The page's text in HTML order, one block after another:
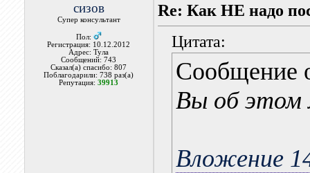
сизов
Супер консультант
Пол:
Регистрация: 10.12.2012
Адрес: Тула
Сообщений: 743
Сказал(а) спасибо: 807
Поблагодарили: 738 раз(а)
Репутация:39913
Re: Как НЕ надо
Цитата:
Сообщение
Вы об этом
Вложение